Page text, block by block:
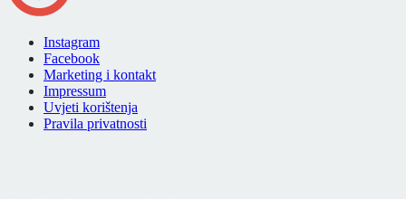
Instagram
Facebook
Marketing i kontakt
Impressum
Uvjeti korištenja
Pravila privatnosti